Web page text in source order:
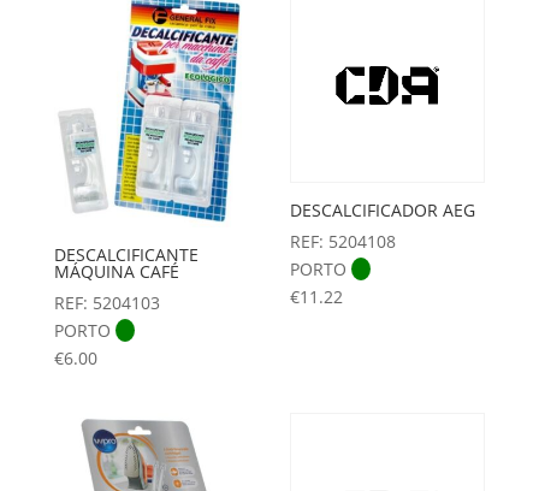
DESCALCIFICANTE
MÁQUINA CAFÉ
REF: 5204103
PORTO
€6.00
DESCALCIFICADOR AEG
REF: 5204108
PORTO
€11.22